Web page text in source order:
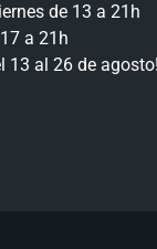
de 13 a 21h
a 21h
13 al 26 de